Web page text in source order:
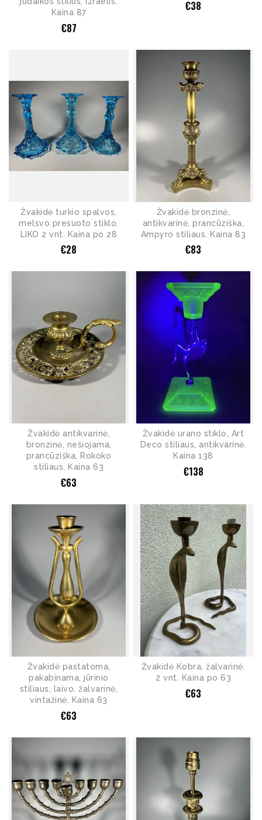
Kaina 87
€87
€38
Žvakidė turkio spalvos,
melsvo presuoto stiklo.
LIKO 2 vnt. Kaina po 28
€28
Žvakidė bronzinė,
antikvarinė, prancūziška,
Ampyro stiliaus. Kaina 83
€83
Žvakidė antikvarinė,
bronzinė, nešiojama,
prancūziška, Rokoko
stiliaus. Kaina 63
€63
Žvakidė urano stiklo, Art
Deco stiliaus, antikvarinė.
Kaina 138
€138
Žvakidė pastatoma,
pakabinama, jūrinio
stiliaus, laivo, žalvarinė,
vintažinė. Kaina 63
€63
Žvakidė Kobra, žalvarinė.
2 vnt. Kaina po 63
€63